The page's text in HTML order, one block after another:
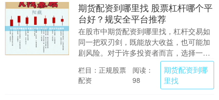
期货配资到哪里找 股票杠杆哪个平
台好？规安全平台推荐
在股市中期货配资到哪里找，杠杆交易如
同一把双刃剑，既能放大收益，也可能加
剧风险。对于许多投资者而言，选择一个
合规安全的杠杆平台至关重要。那么，究
竟什么样的平台值....
栏目：正规股票
配资
阅读：
98
期货配资到哪
里找